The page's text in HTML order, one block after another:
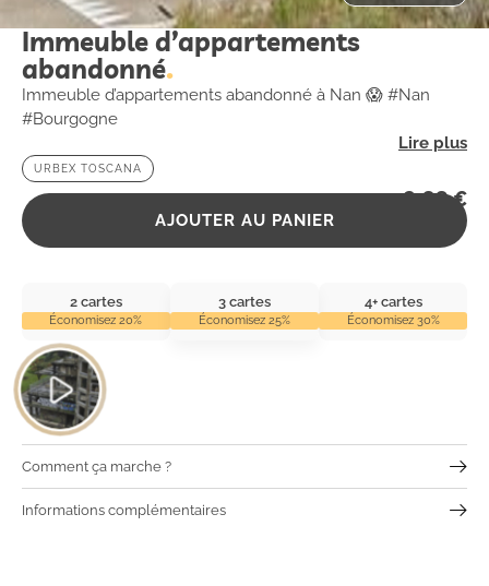
Immeuble d’appartements
abandonné
Immeuble d’appartements abandonné à Nan 😱 #Nan
#Bourgogne
URBEX TOSCANA
2,99€
AJOUTER AU PANIER
2 cartes
Économisez 20%
3 cartes
Économisez 25%
4+ cartes
Économisez 30%
Comment ça marche ?
Informations complémentaires